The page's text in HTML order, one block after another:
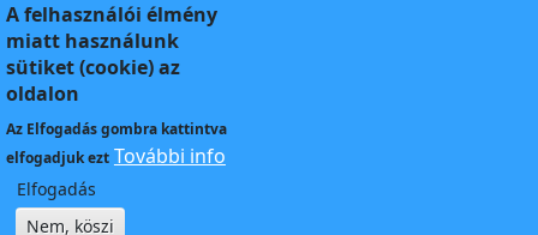
A felhasználói élmény
miatt használunk
sütiket (cookie) az
oldalon
Az Elfogadásgombra kattintva
elfogadjuk ezt További info
Elfogadás
Nem, köszi